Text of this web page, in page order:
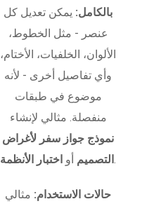
بالكامل: يمكن تعديل كل
عنصر - مثل الخطوط،
الألوان، الخلفيات، الأختام،
وأي تفاصيل أخرى - لأنه
موضوع في طبقات
منفصلة. مثالي لإنشاء
نموذج جواز سفر لأغراض
التصميم أو اختبار الأنظمة .
حالات الاستخدام: مثالي